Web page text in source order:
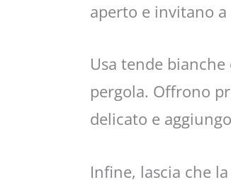
aperto e invitano a
Usa tende
pergola. Offrono
delicato e
Infine, lascia che